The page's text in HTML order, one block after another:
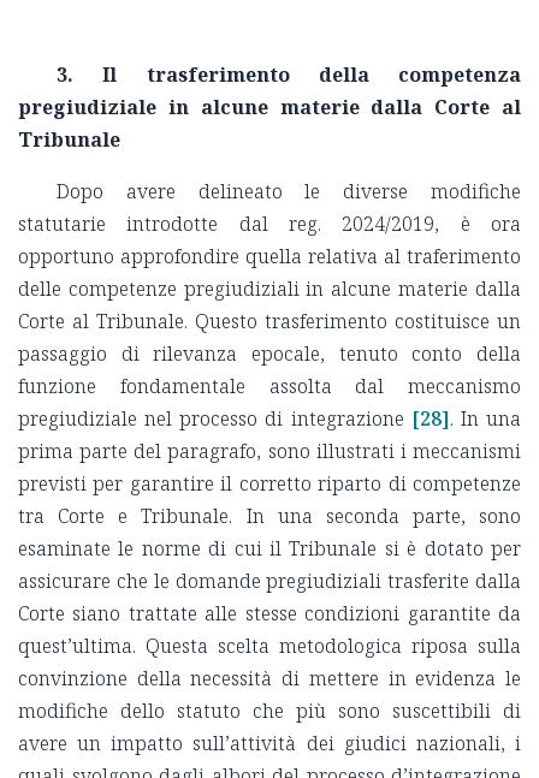
3.Il trasferimento della competenza
pregiudiziale in alcune materie dalla Corte al
Tribunale
Dopo avere delineato le diverse modifiche
statutarie introdotte dal reg. 2024/2019, è ora
opportuno approfondire quella relativa al traferimento
delle competenze pregiudiziali in alcune materie dalla
Corte al Tribunale. Questo trasferimento costituisce un
passaggio di rilevanza epocale, tenuto conto della
funzione fondamentale assolta dal meccanismo
pregiudiziale nel processo di integrazione [28]. In una
prima parte del paragrafo, sono illustrati i meccanismi
previsti per garantire il corretto riparto di competenze
tra Corte e Tribunale. In una seconda parte, sono
esaminate le norme di cui il Tribunale si è dotato per
assicurare che le domande pregiudiziali trasferite dalla
Corte siano trattate alle stesse condizioni garantite da
quest’ultima. Questa scelta metodologica riposa sulla
convinzione della necessità di mettere in evidenza le
modifiche dello statuto che più sono suscettibili di
avere un impatto sull’attività dei giudici nazionali, i